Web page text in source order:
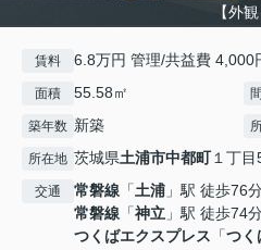
【外観
賃料 6.8万円 管理/共益費 4,000
面積 55.58㎡
築年数 新築
所在地 茨城県土浦市中都町１丁目
交通 常磐線 「土浦 」駅 徒歩76
常磐線 「神立 」駅 徒歩74
つくばエクスプレス 「つく